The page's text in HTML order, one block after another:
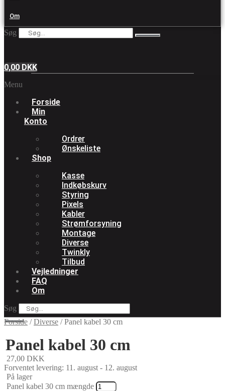
Om
Søg
0,00 DKK
Menu
Forside
Min
Konto
Ordrer
Ønskeliste
Shop
Kasse
Indkøbskurv
Styring
Pixels
Kabler
Strømforsyning
Montage
Diverse
Twinkly
Tilbud
Vejledninger
FAQ
Om
Søg
Forside /Diverse /Panel kabel 30 cm
Panel kabel 30 cm
27,00 DKK
Forventet levering: 11. august - 12. august
På lager
Panel kabel 30 cm mængde